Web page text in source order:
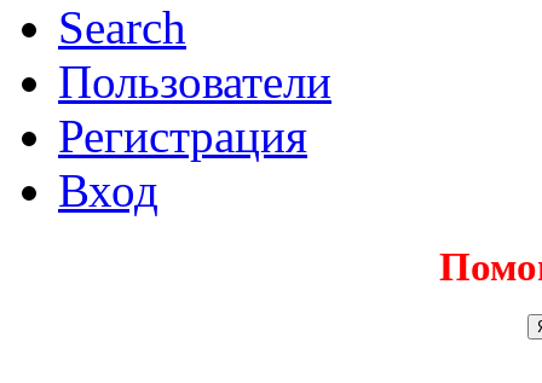
Search
Пользователи
Регистрация
Вход